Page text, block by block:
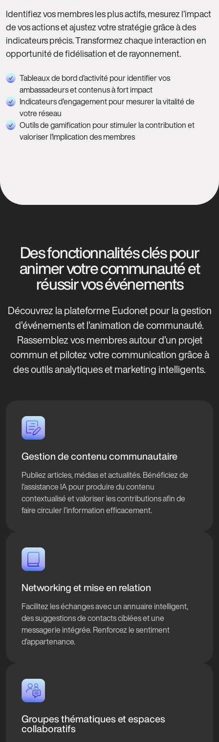
Identifiez vos membres les plus actifs, mesurez l’impact
de vos actions et ajustez votre stratégie grâce à des
indicateurs précis. Transformez chaque interaction en
opportunité de fidélisation et de rayonnement.
Tableaux de bord d'activité pour identifier vos
ambassadeurs et contenus à fort impact
Indicateurs d'engagement pour mesurer la vitalité de
votre réseau
Outils de gamification pour stimuler la contribution et
valoriser l'implication des membres
Des fonctionnalités clés pour
animer votre communauté et
réussir vos événements
Découvrez la plateforme Eudonet pour la gestion
d’événements et l’animation de communauté.
Rassemblez vos membres autour d’un projet
commun et pilotez votre communication grâce à
des outils analytiques et marketing intelligents.
Gestion de contenu communautaire
Publiez articles, médias et actualités. Bénéficiez de
l’assistance IA pour produire du contenu
contextualisé et valoriser les contributions afin de
faire circuler l’information efficacement.
Networking et mise en relation
Facilitez les échanges avec un annuaire intelligent,
des suggestions de contacts ciblées et une
messagerie intégrée. Renforcez le sentiment
d’appartenance.
Groupes thématiques et espaces
collaboratifs